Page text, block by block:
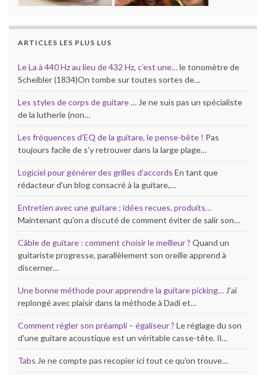
ARTICLES LES PLUS LUS
Le La à 440 Hz au lieu de 432 Hz, c’est une…le tonomètre de
Scheibler (1834)On tombe sur toutes sortes de…
Les styles de corps de guitare … Je ne suis pas un spécialiste
de la lutherie (non…
Les fréquences d’EQ de la guitare, le pense-bête ! Pas
toujours facile de s'y retrouver dans la large plage…
Logiciel pour générer des grilles d’accords En tant que
rédacteur d'un blog consacré à la guitare,…
Entretien avec une guitare : idées recues, produits…
Maintenant qu'on a discuté de comment éviter de salir son…
Câble de guitare : comment choisir le meilleur ? Quand un
guitariste progresse, parallèlement son oreille apprend à
discerner…
Une bonne méthode pour apprendre la guitare picking… J'ai
replongé avec plaisir dans la méthode à Dadi et…
Comment régler son préampli – égaliseur ? Le réglage du son
d'une guitare acoustique est un véritable casse-tête. Il…
Tabs Je ne compte pas recopier ici tout ce qu'on trouve…